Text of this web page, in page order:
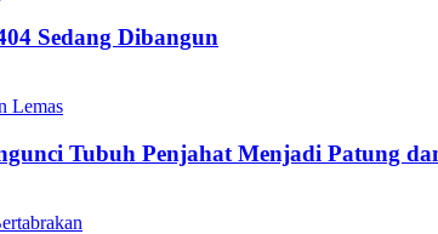
Sedang Dibangun
Tubuh Penjahat Menjadi Patung